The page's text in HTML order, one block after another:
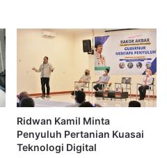
Ridwan Kamil Minta
Penyuluh Pertanian Kuasai
Teknologi Digital